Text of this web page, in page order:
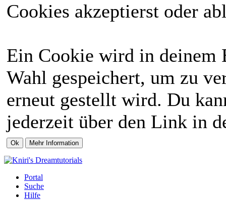
Cookies akzeptierst oder
Ein Cookie wird in deinem
Wahl gespeichert, um zu
erneut gestellt wird. Du
jederzeit über den Link in
Portal
Suche
Hilfe